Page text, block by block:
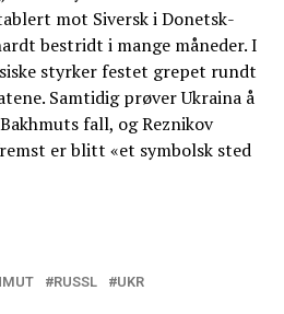
mot Siversk i Donetsk-
bestridt i mange måneder. I
styrker festet grepet rundt
Samtidig prøver Ukraina å
fall, og Reznikov
er blitt «et symbolsk sted
RUSSL UKR